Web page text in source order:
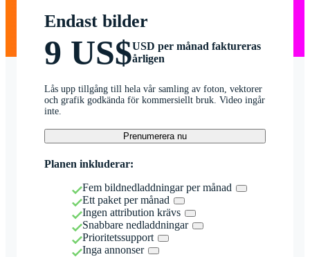
Endast bilder
9 US$USD per månad faktureras
årligen
Lås upp tillgång till hela vår samling av foton, vektorer
och grafik godkända för kommersiellt bruk. Video ingår
inte.
Prenumerera nu
Planen inkluderar:
Fem bildnedladdningar per månad
Ett paket per månad
Ingen attribution krävs
Snabbare nedladdningar
Prioritetssupport
Inga annonser